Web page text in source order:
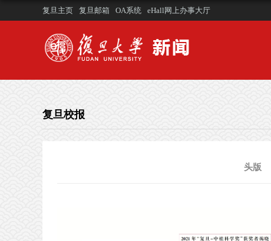
复旦主页 复旦邮箱 OA系统 eHall网上办事大厅
复旦校报
头版